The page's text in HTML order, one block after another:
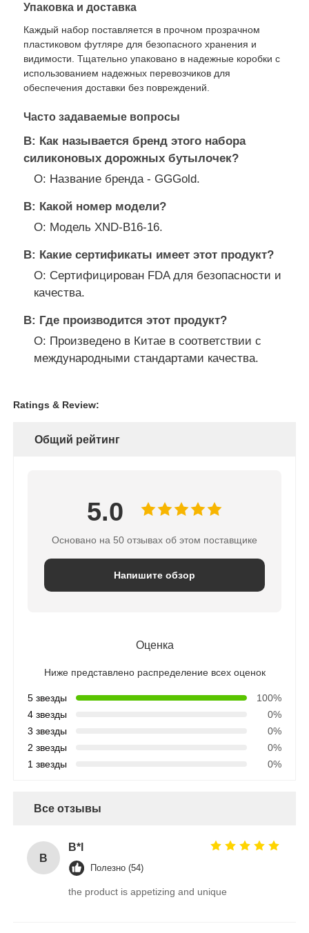
Упаковка и доставка
Каждый набор поставляется в прочном прозрачном
пластиковом футляре для безопасного хранения и
видимости. Тщательно упаковано в надежные коробки с
использованием надежных перевозчиков для
обеспечения доставки без повреждений.
Часто задаваемые вопросы
В: Как называется бренд этого набора
силиконовых дорожных бутылочек?
О: Название бренда - GGGold.
В: Какой номер модели?
О: Модель XND-B16-16.
В: Какие сертификаты имеет этот продукт?
О: Сертифицирован FDA для безопасности и
качества.
В: Где производится этот продукт?
О: Произведено в Китае в соответствии с
международными стандартами качества.
Ratings & Review:
Общий рейтинг
5.0
Основано на 50 отзывах об этом поставщике
Напишите обзор
Оценка
Ниже представлено распределение всех оценок
5 звезды
100%
4 звезды
0%
3 звезды
0%
2 звезды
0%
1 звезды
0%
Все отзывы
B
B*l
Полезно (54)
the product is appetizing and unique